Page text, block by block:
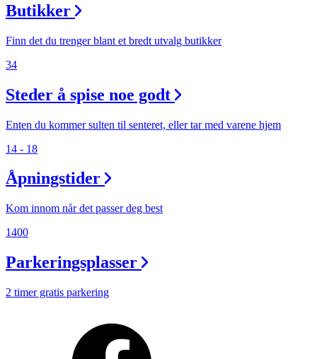
Butikker
Finn det du trenger blant et bredt utvalg butikker
34
Steder å spise noe godt
Enten du kommer sulten til senteret, eller tar med varene hjem
14 - 18
Åpningstider
Kom innom når det passer deg best
1400
Parkeringsplasser
2 timer gratis parkering